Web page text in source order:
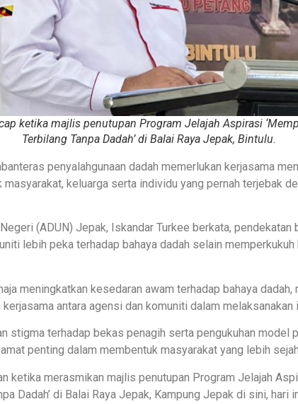
ketika majlis penutupan Program Jelajah Aspirasi
Terbilang Tanpa Dadah’ di Balai Raya Jepak, Bintulu.
penyalahgunaan dadah memerlukan kerjasama
keluarga serta individu yang pernah terjebak
(ADUN) Jepak, Iskandar Turkee berkata,
lebih peka terhadap bahaya dadah selain
meningkatkan kesedaran awam terhadap bahaya dadah,
antara agensi dan komuniti dalam melaksanakan
stigma terhadap bekas penagih serta pengukuhan model
penting dalam membentuk masyarakat yang lebih
ketika merasmikan majlis penutupan Program Jelajah
Dadah’ di Balai Raya Jepak, Kampung Jepak di sini, hari